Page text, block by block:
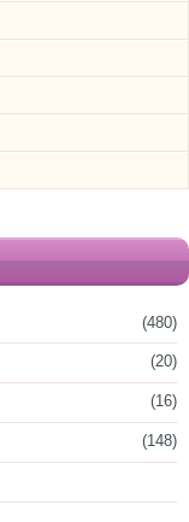
(480)
(20)
(16)
(148)